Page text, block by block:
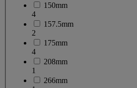
150mm
4
157.5mm
2
175mm
4
208mm
1
266mm